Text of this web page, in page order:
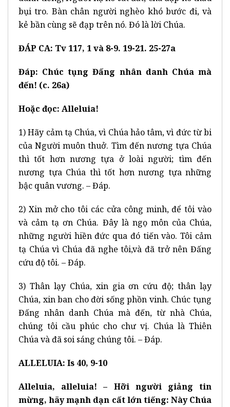
bụi tro. Bàn chân người nghèo khó bước đi, và
kẻ bần cùng sẽ đạp trên nó. Đó là lời Chúa.
ĐÁP CA: Tv 117, 1 và 8-9. 19-21. 25-27a
Đáp: Chúc tụng Đấng nhân danh Chúa mà
đến! (c. 26a)
Hoặc đọc: Alleluia!
1) Hãy cảm tạ Chúa, vì Chúa hảo tâm, vì đức từ bi
của Người muôn thuở. Tìm đến nương tựa Chúa
thì tốt hơn nương tựa ở loài người; tìm đến
nương tựa Chúa thì tốt hơn nương tựa những
bậc quân vương. – Đáp.
2) Xin mở cho tôi các cửa công minh, để tôi vào
và cảm tạ ơn Chúa. Đây là ngọ môn của Chúa,
những người hiền đức qua đó tiến vào. Tôi cảm
tạ Chúa vì Chúa đã nghe tôi,và đã trở nên Đấng
cứu độ tôi. – Đáp.
3) Thân lạy Chúa, xin gia ơn cứu độ; thân lạy
Chúa, xin ban cho đời sống phồn vinh. Chúc tụng
Đấng nhân danh Chúa mà đến, từ nhà Chúa,
chúng tôi cầu phúc cho chư vị. Chúa là Thiên
Chúa và đã soi sáng chúng tôi. – Đáp.
ALLELUIA: Is 40, 9-10
Alleluia, alleluia! – Hỡi người giảng tin
mừng, hãy mạnh dạn cất lớn tiếng: Này Chúa